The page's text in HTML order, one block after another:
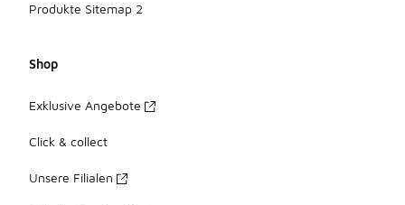
Produkte Sitemap 2
Shop
Exklusive Angebote
Click & collect
Unsere Filialen